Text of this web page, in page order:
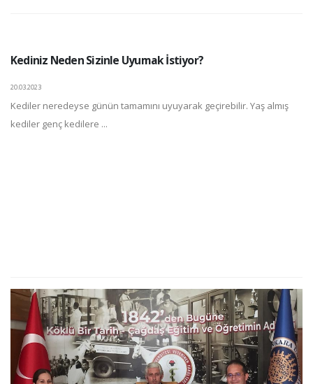
Kediniz Neden Sizinle Uyumak İstiyor?
20.03.2023
Kediler neredeyse günün tamamını uyuyarak geçirebilir. Yaş almış
kediler genç kedilere ...